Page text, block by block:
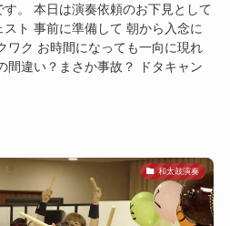
。 本日は演奏依頼のお下見として
ト 事前に準備して 朝から入念に
ワク お時間になっても一向に現れ
間違い？まさか事故？ ドタキャン
和太鼓演奏